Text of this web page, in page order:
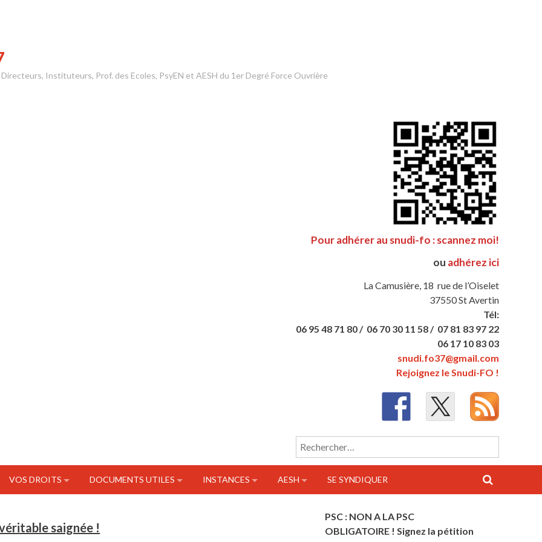
Instituteurs, Prof. des Ecoles, PsyEN et AESH du 1er Degré Force Ouvrière
Pour adhérer au snudi-fo : scannez moi!
ou adhérez ici
La Camusière, 18 rue de l’Oiselet
37550 St Avertin
Tél:
06 95 48 71 80 / 06 70 30 11 58 / 07 81 83 97 22
06 17 10 83 03
snudi.fo37@gmail.com
Rejoignez le Snudi-FO !
Rechercher :
VOS DROITS DOCUMENTS UTILES INSTANCES AESH SE SYNDIQUER
saignée !
PSC : NON A LA PSC
OBLIGATOIRE ! Signez la pétition